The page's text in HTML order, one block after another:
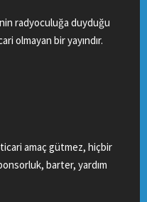
radyoculuğa duyduğu
olmayan bir yayındır.
amaç gütmez, hiçbir
barter, yardım